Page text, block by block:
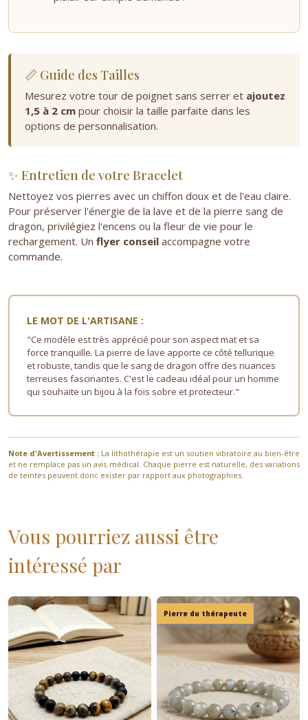
📏 Guide des Tailles
Mesurez votre tour de poignet sans serrer et ajoutez
1,5 à 2 cm pour choisir la taille parfaite dans les
options de personnalisation.
✨ Entretien de votre Bracelet
Nettoyez vos pierres avec un chiffon doux et de l'eau claire.
Pour préserver l'énergie de la lave et de la pierre sang de
dragon, privilégiez l'encens ou la fleur de vie pour le
rechargement. Un flyer conseil accompagne votre
commande.
LE MOT DE L'ARTISANE :
"Ce modèle est très apprécié pour son aspect mat et sa
force tranquille. La pierre de lave apporte ce côté tellurique
et robuste, tandis que le sang de dragon offre des nuances
terreuses fascinantes. C'est le cadeau idéal pour un homme
qui souhaite un bijou à la fois sobre et protecteur."
Note d'Avertissement : La lithothérapie est un soutien vibratoire au bien-être
et ne remplace pas un avis médical. Chaque pierre est naturelle, des variations
de teintes peuvent donc exister par rapport aux photographies.
Vous pourriez aussi être
intéressé par
Pierre du thérapeute